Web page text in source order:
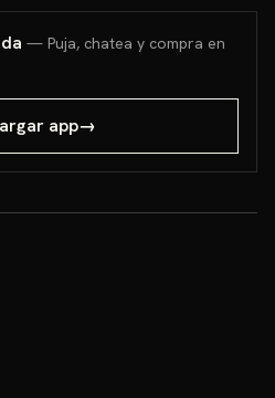
— Puja, chatea y compra en
app→